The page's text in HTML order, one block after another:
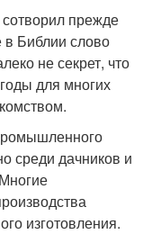
прежде
в Библии слово
не секрет, что
для многих
среди дачников и
изготовления.